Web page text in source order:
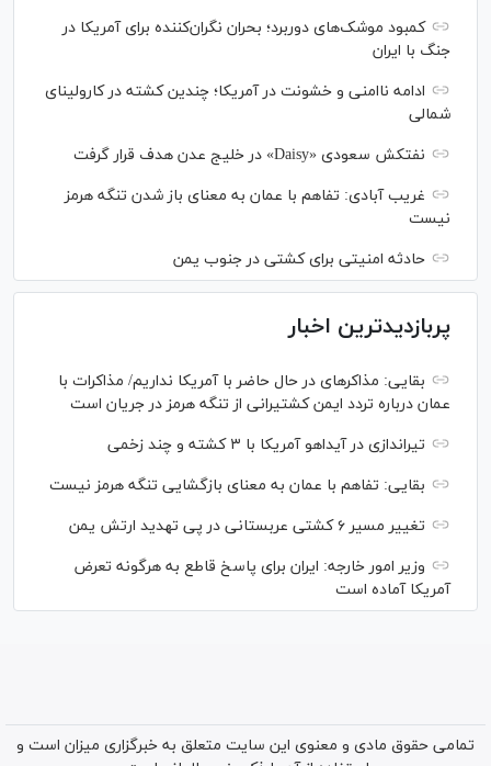
کمبود موشک‌های دوربرد؛ بحران نگران‌کننده برای آمریکا در
جنگ با ایران
ادامه ناامنی و خشونت در آمریکا؛ چندین کشته در کارولینای
شمالی
نفتکش سعودی «Daisy» در خلیج عدن هدف قرار گرفت
غریب آبادی: تفاهم با عمان به معنای باز شدن تنگه هرمز
نیست
حادثه امنیتی برای کشتی در جنوب یمن
پربازدیدترین اخبار
بقایی: مذاکره‎ای در حال حاضر با آمریکا نداریم/ مذاکرات با
عمان درباره تردد ایمن کشتیرانی از تنگه هرمز در جریان است
تیراندازی در آیداهو آمریکا با ۳ کشته و چند زخمی
بقایی: تفاهم با عمان به معنای بازگشایی تنگه هرمز نیست
تغییر مسیر ۶ کشتی عربستانی در پی تهدید ارتش یمن
وزیر امور خارجه: ایران برای پاسخ قاطع به هرگونه تعرض
آمریکا آماده است
تمامی حقوق مادی و معنوی این سایت متعلق به خبرگزاری میزان است و